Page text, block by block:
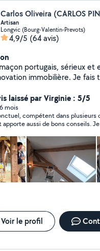
Carlos Oliveira (CARLOS
Artisan
Longvic (Bourg-Valentin-Prevots)
4,9/5 (64 avis)
portugais, sérieux et
immobilière. Je fais
aglos, brique....N'hésitez
laissé par Virginie : 5/5
mois
compétent dans plusieurs
apporte aussi de bons conseils.
Voir le profil